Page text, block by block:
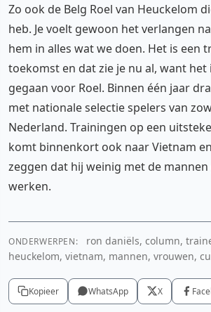
Zo ook de Belg Roel van Heuckelom
heb. Je voelt gewoon het verlangen
hem in alles wat we doen. Het is een
toekomst en dat zie je nu al, want het
gegaan voor Roel. Binnen één jaar
met nationale selectie spelers van
Nederland. Trainingen op een
komt binnenkort ook naar Vietnam
zeggen dat hij weinig met de mannen
werken.
ONDERWERPEN:
ron daniëls, column,
heuckelom, vietnam, mannen, vrouwen,
Kopieer WhatsApp X